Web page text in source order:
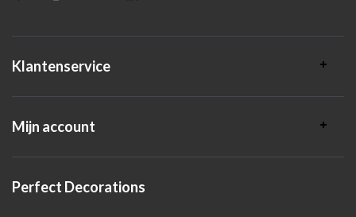
Klantenservice
Mijn account
Perfect Decorations